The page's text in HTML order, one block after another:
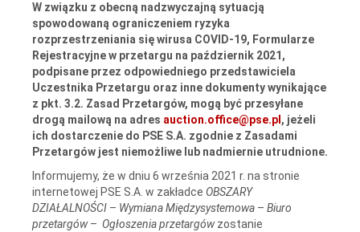
W związku z obecną nadzwyczajną sytuacją
spowodowaną ograniczeniem ryzyka
rozprzestrzeniania się wirusa COVID-19, Formularze
Rejestracyjne w przetargu na październik 2021,
podpisane przez odpowiedniego przedstawiciela
Uczestnika Przetargu oraz inne dokumenty wynikające
z pkt. 3.2. Zasad Przetargów, mogą być przesyłane
drogą mailową na adres auction.office@pse.pl , jeżeli
ich dostarczenie do PSE S.A. zgodnie z Zasadami
Przetargów jest niemożliwe lub nadmiernie utrudnione.
Informujemy, że w dniu 6 września 2021 r. na stronie
internetowej PSE S.A. w zakładce OBSZARY
DZIAŁALNOŚCI – Wymiana Międzysystemowa – Biuro
przetargów– Ogłoszenia przetargówzostanie